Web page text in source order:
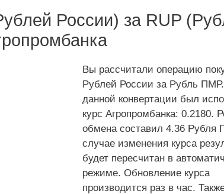
России) за RUP
Вы рассчитали операцию
Рублей России за Рубль
данной конвертации был
курс Агропромбанка: 0.2180.
обмена составил 4.36 Рубля
случае изменения курса
будет пересчитан в
режиме. Обновление курса
производится раз в час.